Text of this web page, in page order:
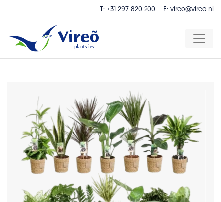
T: +31 297 820 200 E: vireo@vireo.nl